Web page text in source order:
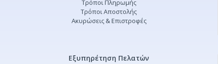
Τρόποι Πληρωμής
Τρόποι Αποστολής
Ακυρώσεις & Επιστροφές
Εξυπηρέτηση Πελατών